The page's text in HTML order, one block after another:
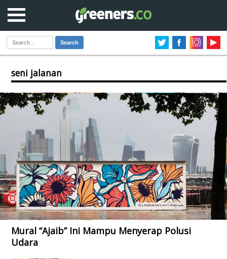
Search
seni jalanan
Mural “Ajaib” Ini Mampu Menyerap Polusi
Udara